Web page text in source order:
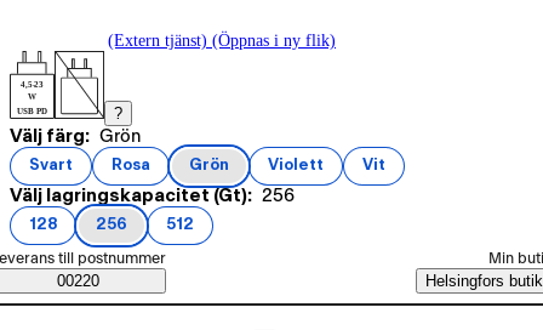
(Extern tjänst) (Öppnas i ny flik)
4,5-23
W
USB PD
?
Produktvarianter
Välj färg: Nuvarande val Grön
Grön
Svart
(färg)
Rosa
( färg
Grön
(färg
Violett
(färg )
Vit
(färg)
Välj lagringskapacitet (Gt): Nuvarande val 256
256
128
(lagringskapacitet (Gt)
256
(lagringskapacitet (Gt)
512
(lagringskapacitet (Gt)
Saatavuustiedot
beställningssätt
till postnummer
00220
Min
Helsingfors butik